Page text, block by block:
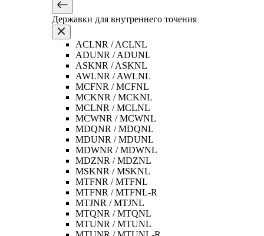
Державки для внутреннего точения
ACLNR / ACLNL
ADUNR / ADUNL
ASKNR / ASKNL
AWLNR / AWLNL
MCFNR / MCFNL
MCKNR / MCKNL
MCLNR / MCLNL
MCWNR / MCWNL
MDQNR / MDQNL
MDUNR / MDUNL
MDWNR / MDWNL
MDZNR / MDZNL
MSKNR / MSKNL
MTFNR / MTFNL
MTFNR / MTFNL-R
MTJNR / MTJNL
MTQNR / MTQNL
MTUNR / MTUNL